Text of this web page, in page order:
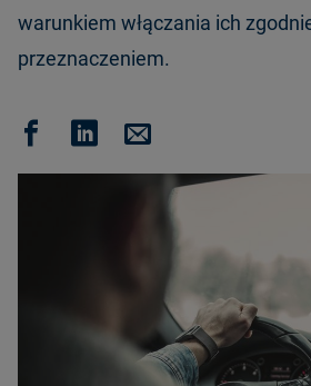
warunkiem włączania ich
przeznaczeniem.